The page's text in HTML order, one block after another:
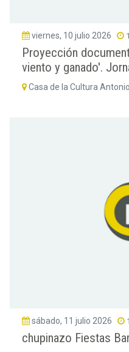
viernes, 10 julio 2026
Proyección
viento y ganado'.
Casa de la Cultura
sábado, 11 julio 2026
chupinazo Fiestas